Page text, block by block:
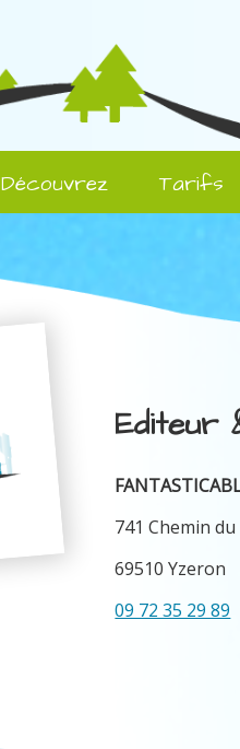
Découvrez Tarifs
Editeur
741 Chemin
69510 Yzeron
09 72 35 29 89